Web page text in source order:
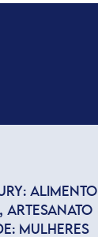
ALIMENTO
MULHERES